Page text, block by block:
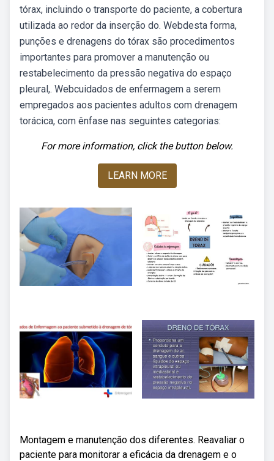
tórax, incluindo o transporte do paciente, a cobertura
utilizada ao redor da inserção do. Webdesta forma,
punções e drenagens do tórax são procedimentos
importantes para promover a manutenção ou
restabelecimento da pressão negativa do espaço
pleural,. Webcuidados de enfermagem a serem
empregados aos pacientes adultos com drenagem
torácica, com ênfase nas seguintes categorias:
For more information, click the button below.
LEARN MORE
Montagem e manutenção dos diferentes. Reavaliar o
paciente para monitorar a eficácia da drenagem e o